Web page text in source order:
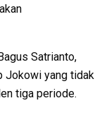
Satrianto,
Jokowi yang tidak
tiga periode.